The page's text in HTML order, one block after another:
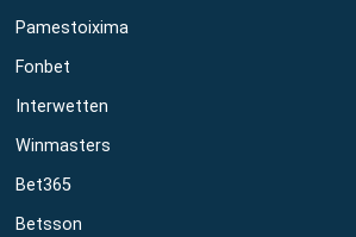
Pamestoixima
Fonbet
Interwetten
Winmasters
Bet365
Betsson